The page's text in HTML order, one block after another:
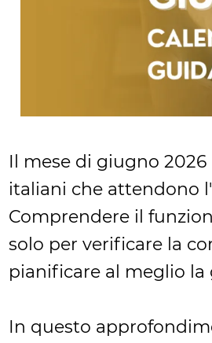
Il mese di giugno
italiani che attendono
Comprendere il
solo per verificare la
pianificare al meglio
In questo